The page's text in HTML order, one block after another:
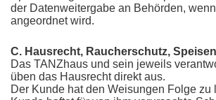
der Datenweitergabe an Behörden,
angeordnet wird.
C. Hausrecht, Raucherschutz,
Das TANZhaus und sein jeweils
üben das Hausrecht direkt aus.
Der Kunde hat den Weisungen Folge zu